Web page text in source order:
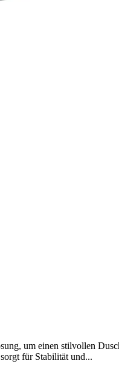
um einen stilvollen
für Stabilität und...